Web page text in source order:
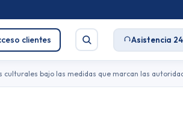
clientes Asistencia
bajo las medidas que marcan las